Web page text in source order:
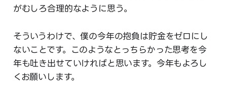
がむしろ合理的なように思う。
そういうわけで、僕の今年の抱負は貯金をゼロにし
ないことです。このようなとっちらかった思考を今
年も吐き出せていければと思います。今年もよろし
くお願いします。